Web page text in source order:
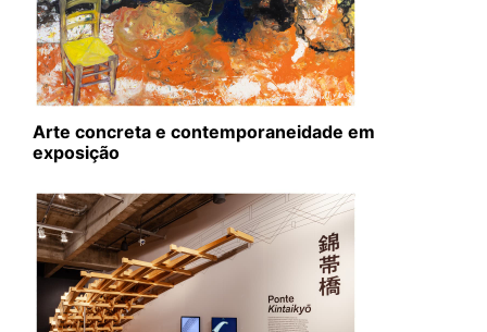
Arte concreta e contemporaneidade em
exposição